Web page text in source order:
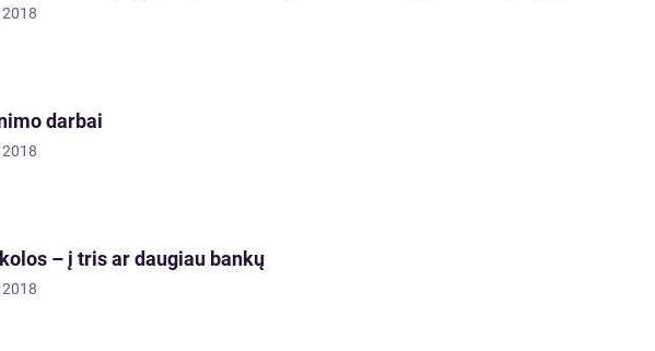
darbai
– į tris ar daugiau bankų